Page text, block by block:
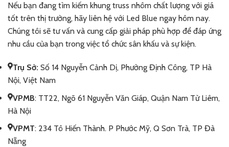
Nếu bạn đang tìm kiếm khung truss nhôm chất lượng với giá
tốt trên thị trường, hãy liên hệ với Led Blue ngay hôm nay.
Chúng tôi sẽ tư vấn và cung cấp giải pháp phù hợp để đáp ứng
nhu cầu của bạn trong việc tổ chức sân khấu và sự kiện.
Trụ Sở: Số 14 Nguyễn Cảnh Dị, Phường Định Công, TP Hà
Nội, Việt Nam
VPMB: TT22, Ngõ 61 Nguyễn Văn Giáp, Quận Nam Từ Liêm,
Hà Nội
VPMT: 234 Tô Hiến Thành. P Phước Mỹ, Q Sơn Trà, TP Đà
Nẵng